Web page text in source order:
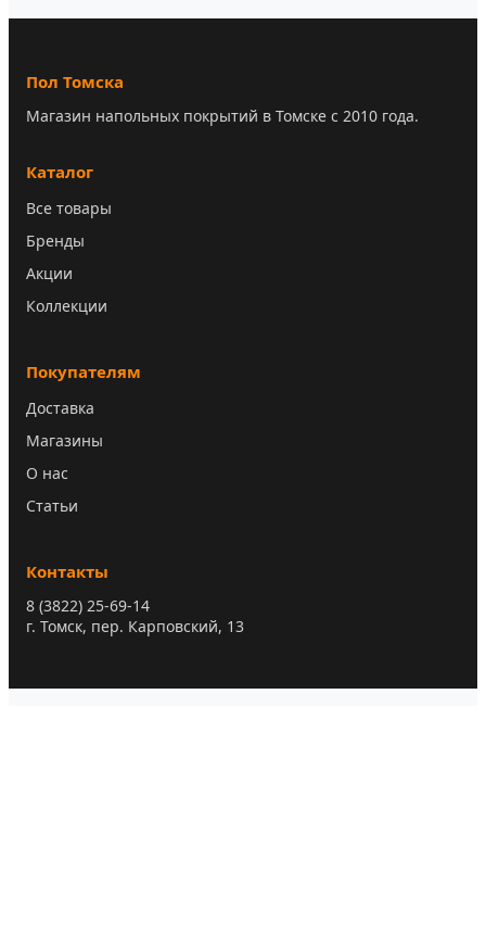
Пол Томска
Магазин напольных покрытий в Томске с 2010 года.
Каталог
Все товары
Бренды
Акции
Коллекции
Покупателям
Доставка
Магазины
О нас
Статьи
Контакты
8 (3822) 25-69-14
г. Томск, пер. Карповский, 13